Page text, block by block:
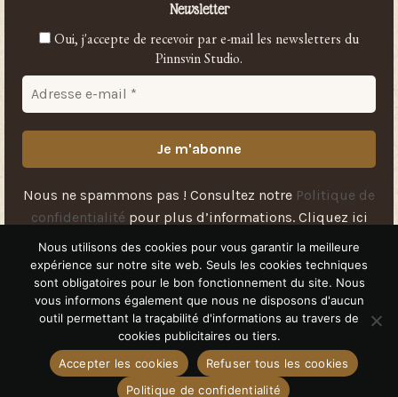
Newsletter
Oui, j'accepte de recevoir par e-mail les newsletters du
Pinnsvin Studio.
Nous ne spammons pas ! Consultez notre Politique de
confidentialité pour plus d’informations. Cliquez ici
pour vous
Livraison Conditions Générales de Vente (CGV)
Politique de confidentialité Plan du site
© 2026 PINNSVIN STUDIO
Nous utilisons des cookies pour vous garantir la meilleure
expérience sur notre site web. Seuls les cookies techniques
sont obligatoires pour le bon fonctionnement du site. Nous
vous informons également que nous ne disposons d'aucun
outil permettant la traçabilité d'informations au travers de
cookies publicitaires ou tiers.
Accepter les cookies
Refuser tous les cookies
Politique de confidentialité